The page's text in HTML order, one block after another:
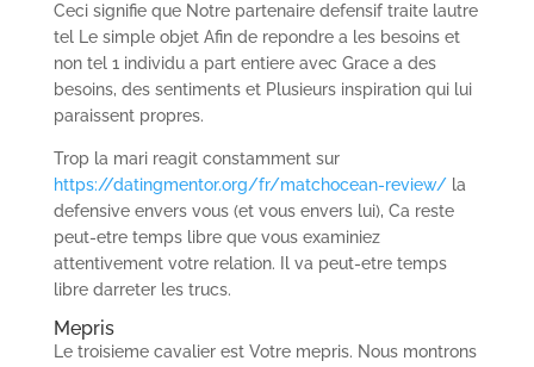
Ceci signifie que Notre partenaire defensif traite lautre
tel Le simple objet Afin de repondre a les besoins et
non tel 1 individu a part entiere avec Grace a des
besoins, des sentiments et Plusieurs inspiration qui lui
paraissent propres.
Trop la mari reagit constamment sur
https://datingmentor.org/fr/matchocean-review/la
defensive envers vous (et vous envers lui), Ca reste
peut-etre temps libre que vous examiniez
attentivement votre relation. Il va peut-etre temps
libre darreter les trucs.
Mepris
Le troisieme cavalier est Votre mepris. Nous montrons